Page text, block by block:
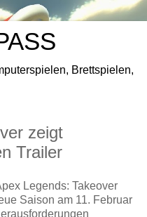
Brettspielen,
zeigt
Trailer
Legends: Takeover
Saison am 11. Februar